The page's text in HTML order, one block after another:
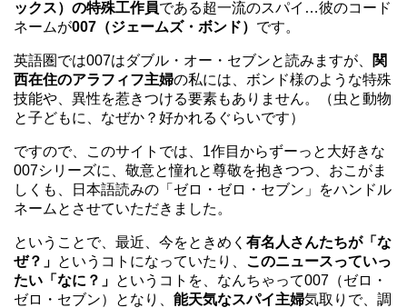
ックス）の特殊工作員である超一流のスパイ…彼のコード
ネームが007（ジェームズ・ボンド） です。
英語圏では007はダブル・オー・セブンと読みますが、
関
西在住のアラフィフ主婦の私には、ボンド様のような特殊
技能や、異性を惹きつける要素もありません。（虫と動物
と子どもに、なぜか？好かれるぐらいです）
ですので、このサイトでは、1作目からずーっと大好きな
007シリーズに、敬意と憧れと尊敬を抱きつつ、おこがま
しくも、日本語読みの「ゼロ・ゼロ・セブン」をハンドル
ネームとさせていただきました。
ということで、最近、今をときめく 有名人さんたちが「な
ぜ？」 というコトになっていたり、 このニュースっていっ
たい「なに？」 というコトを、なんちゃって007（ゼロ・
ゼロ・セブン）となり、 能天気なスパイ主婦気取りで、調